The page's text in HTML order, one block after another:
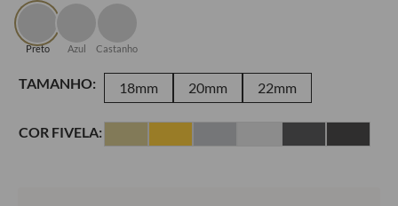
Preto Azul Castanho
TAMANHO: 18mm 20mm 22mm
COR FIVELA: